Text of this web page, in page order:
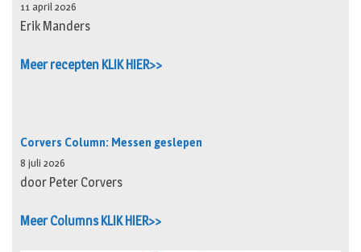
11 april 2026
Erik Manders
Meer recepten KLIK HIER>>
Corvers Column: Messen geslepen
8 juli 2026
door Peter Corvers
Meer Columns KLIK HIER>>